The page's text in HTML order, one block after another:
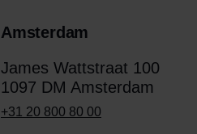
Amsterdam
James Wattstraat 100
1097 DM Amsterdam
+31 20 800 80 00